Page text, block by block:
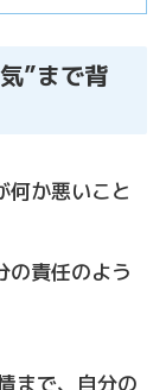
”まで背
何か悪いこと
の責任のよう
まで、自分の